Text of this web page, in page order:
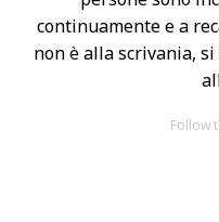
continuamente e a
non è alla scrivania,
Follow